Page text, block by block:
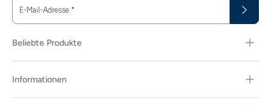
E-Mail-Adresse *
Beliebte Produkte
Informationen